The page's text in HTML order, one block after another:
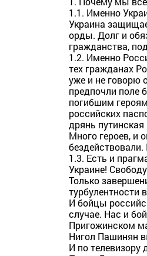
1.1. Именно
Украина
орды. Долг и
гражданства,
1.2. Именно
тех гражданах
уже и не говорю
предпочли поле
погибшим
российских
дрянь
Много героев, и
1.3. Есть и
Украине!
Только
турбулентности
И бойцы
случае. Нас и
Пригожинском
Нигол Пашинян
И по